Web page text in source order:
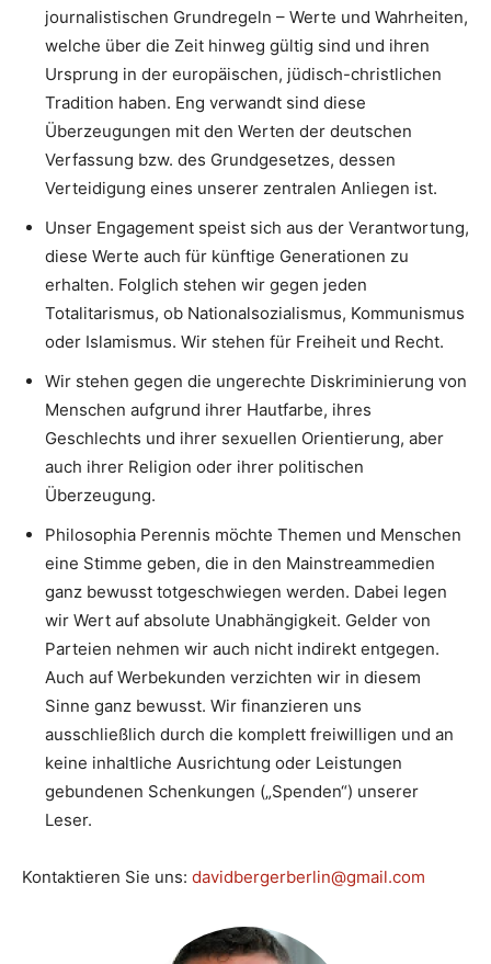
journalistischen Grundregeln – Werte und Wahrheiten,
welche über die Zeit hinweg gültig sind und ihren
Ursprung in der europäischen, jüdisch-christlichen
Tradition haben. Eng verwandt sind diese
Überzeugungen mit den Werten der deutschen
Verfassung bzw. des Grundgesetzes, dessen
Verteidigung eines unserer zentralen Anliegen ist.
Unser Engagement speist sich aus der Verantwortung,
diese Werte auch für künftige Generationen zu
erhalten. Folglich stehen wir gegen jeden
Totalitarismus, ob Nationalsozialismus, Kommunismus
oder Islamismus. Wir stehen für Freiheit und Recht.
Wir stehen gegen die ungerechte Diskriminierung von
Menschen aufgrund ihrer Hautfarbe, ihres
Geschlechts und ihrer sexuellen Orientierung, aber
auch ihrer Religion oder ihrer politischen
Überzeugung.
Philosophia Perennis möchte Themen und Menschen
eine Stimme geben, die in den Mainstreammedien
ganz bewusst totgeschwiegen werden. Dabei legen
wir Wert auf absolute Unabhängigkeit. Gelder von
Parteien nehmen wir auch nicht indirekt entgegen.
Auch auf Werbekunden verzichten wir in diesem
Sinne ganz bewusst. Wir finanzieren uns
ausschließlich durch die komplett freiwilligen und an
keine inhaltliche Ausrichtung oder Leistungen
gebundenen Schenkungen („Spenden“) unserer
Leser.
Kontaktieren Sie uns: davidbergerberlin@gmail.com